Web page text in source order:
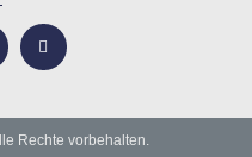
Rechte vorbehalten.